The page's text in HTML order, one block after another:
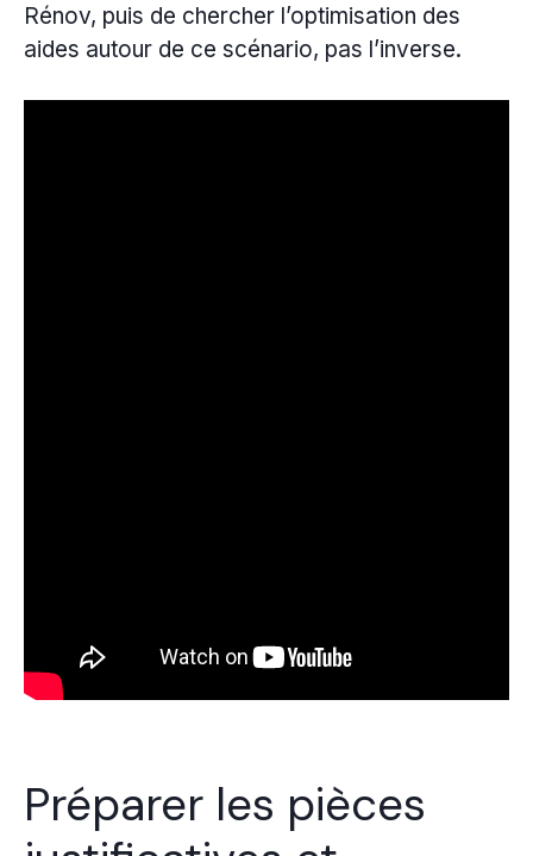
Rénov, puis de chercher l’optimisation des
aides autour de ce scénario, pas l’inverse.
Préparer les pièces